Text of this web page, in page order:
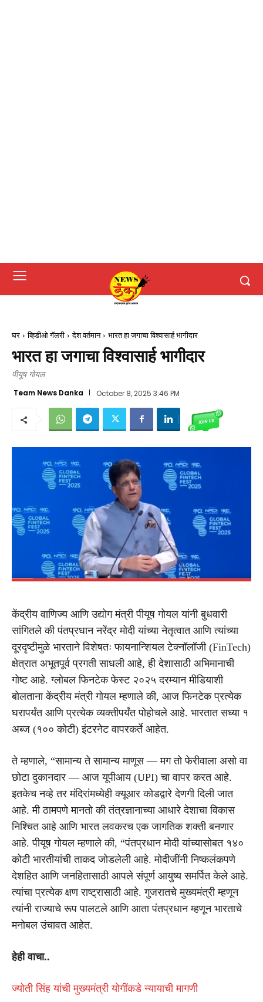
घर व्हिडीओ गॅलरी देश वर्तमान भारत हा जगाचा विश्वासार्ह भागीदार
भारत हा जगाचा विश्वासार्ह भागीदार
पीयूष गोयल
Team News Danka October 8, 2025 3:46 PM
केंद्रीय वाणिज्य आणि उद्योग मंत्री पीयूष गोयल यांनी बुधवारी
सांगितले की पंतप्रधान नरेंद्र मोदी यांच्या नेतृत्वात आणि त्यांच्या
दूरदृष्टीमुळे भारताने विशेषतः फायनान्शियल टेक्नॉलॉजी (FinTech)
क्षेत्रात अभूतपूर्व प्रगती साधली आहे, ही देशासाठी अभिमानाची
गोष्ट आहे. ग्लोबल फिनटेक फेस्ट २०२५ दरम्यान मीडियाशी
बोलताना केंद्रीय मंत्री गोयल म्हणाले की, आज फिनटेक प्रत्येक
घरापर्यंत आणि प्रत्येक व्यक्तीपर्यंत पोहोचले आहे. भारतात सध्या १
अब्ज (१०० कोटी) इंटरनेट वापरकर्ते आहेत.
ते म्हणाले, “सामान्य ते सामान्य माणूस — मग तो फेरीवाला असो वा
छोटा दुकानदार — आज यूपीआय (UPI) चा वापर करत आहे.
इतकेच नव्हे तर मंदिरांमध्येही क्यूआर कोडद्वारे देणगी दिली जात
आहे. मी ठामपणे मानतो की तंत्रज्ञानाच्या आधारे देशाचा विकास
निश्चित आहे आणि भारत लवकरच एक जागतिक शक्ती बनणार
आहे. पीयूष गोयल म्हणाले की, “पंतप्रधान मोदी यांच्यासोबत १४०
कोटी भारतीयांची ताकद जोडलेली आहे. मोदीजींनी निष्कलंकपणे
देशहित आणि जनहितासाठी आपले संपूर्ण आयुष्य समर्पित केले आहे.
त्यांचा प्रत्येक क्षण राष्ट्रासाठी आहे. गुजरातचे मुख्यमंत्री म्हणून
त्यांनी राज्याचे रूप पालटले आणि आता पंतप्रधान म्हणून भारताचे
मनोबल उंचावत आहेत.
हेही वाचा..
ज्योती सिंह यांची मुख्यमंत्री योगींकडे न्यायाची मागणी